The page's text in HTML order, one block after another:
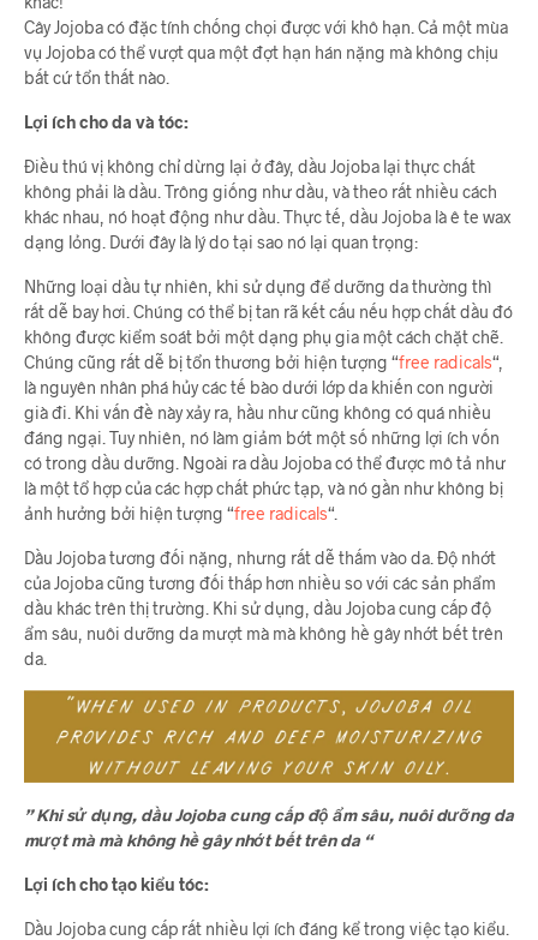
Cây Jojoba có đặc tính chống chọi được với khô hạn. Cả một mùa
vụ Jojoba có thể vượt qua một đợt hạn hán nặng mà không chịu
bất cứ tổn thất nào.
Lợi ích cho da và tóc:
Điều thú vị không chỉ dừng lại ở đây, dầu Jojoba lại thực chất
không phải là dầu. Trông giống như dầu, và theo rất nhiều cách
khác nhau, nó hoạt động như dầu. Thực tế, dầu Jojoba là ê te wax
dạng lỏng. Dưới đây là lý do tại sao nó lại quan trọng:
Những loại dầu tự nhiên, khi sử dụng để dưỡng da thường thì
rất dễ bay hơi. Chúng có thể bị tan rã kết cấu nếu hợp chất dầu đó
không được kiểm soát bởi một dạng phụ gia một cách chặt chẽ.
Chúng cũng rất dễ bị tổn thương bởi hiện tượng “free radicals“,
là nguyên nhân phá hủy các tế bào dưới lớp da khiến con người
già đi. Khi vấn đề này xảy ra, hầu như cũng không có quá nhiều
đáng ngại. Tuy nhiên, nó làm giảm bớt một số những lợi ích vốn
có trong dầu dưỡng. Ngoài ra dầu Jojoba có thể được mô tả như
là một tổ hợp của các hợp chất phức tạp, và nó gần như không bị
ảnh hưởng bởi hiện tượng “free radicals“.
Dầu Jojoba tương đối nặng, nhưng rất dễ thấm vào da. Độ nhớt
của Jojoba cũng tương đối thấp hơn nhiều so với các sản phẩm
dầu khác trên thị trường. Khi sử dụng, dầu Jojoba cung cấp độ
ẩm sâu, nuôi dưỡng da mượt mà mà không hề gây nhớt bết trên
da.
” Khi sử dụng, dầu Jojoba cung cấp độ ẩm sâu, nuôi dưỡng da
mượt mà mà không hề gây nhớt bết trên da “
Lợi ích cho tạo kiểu tóc:
Dầu Jojoba cung cấp rất nhiều lợi ích đáng kể trong việc tạo kiểu.